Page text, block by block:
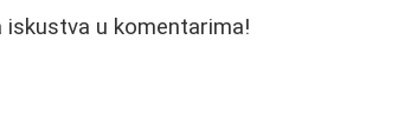
iskustva u komentarima!